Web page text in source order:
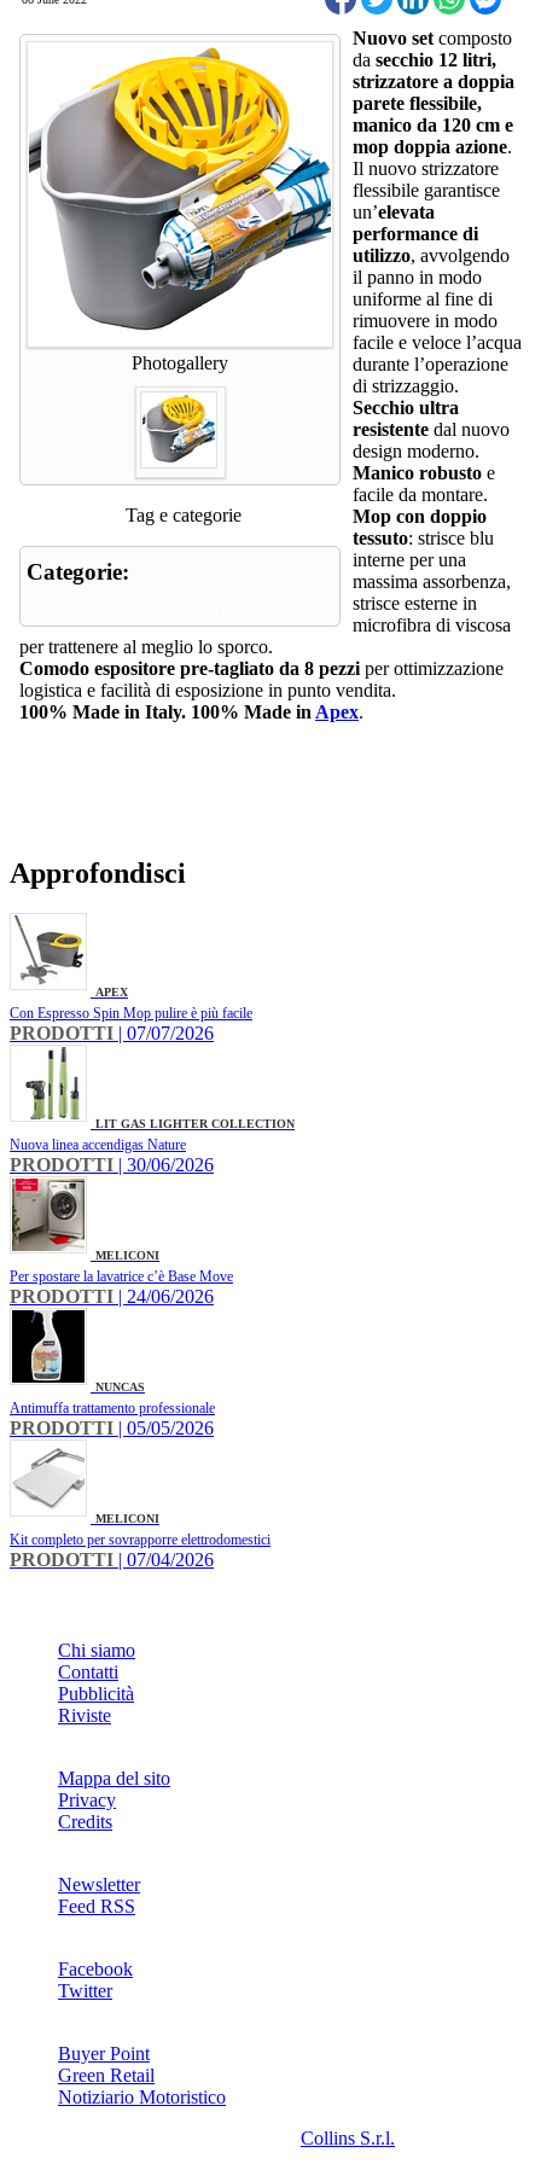
Photogallery
Tag e categorie
Categorie:
Nuovo set composto
da secchio 12 litri,
strizzatore a doppia
parete flessibile,
manico da 120 cm e
mop doppia azione.
Il nuovo strizzatore
flessibile garantisce
un’elevata
performance di
utilizzo, avvolgendo
il panno in modo
uniforme al fine di
rimuovere in modo
facile e veloce l’acqua
durante l’operazione
di strizzaggio.
Secchio ultra
resistente dal nuovo
design moderno.
Manico robusto e
facile da montare.
Mop con doppio
tessuto: strisce blu
interne per una
massima assorbenza,
strisce esterne in
microfibra di viscosa
per trattenere al meglio lo sporco.
Comodo espositore pre-tagliato da 8 pezzi per ottimizzazione
logistica e facilità di esposizione in punto vendita.
100% Made in Italy. 100% Made in Apex.
Approfondisci
APEX
Con Espresso Spin Mop pulire è più facile
PRODOTTI | 07/07/2026
LIT GAS LIGHTER COLLECTION
Nuova linea accendigas Nature
PRODOTTI | 30/06/2026
MELICONI
Per spostare la lavatrice c’è Base Move
PRODOTTI | 24/06/2026
NUNCAS
Antimuffa trattamento professionale
PRODOTTI | 05/05/2026
MELICONI
Kit completo per sovrapporre elettrodomestici
PRODOTTI | 07/04/2026
Chi siamo
Contatti
Pubblicità
Riviste
Mappa del sito
Privacy
Credits
Newsletter
Feed RSS
Facebook
Twitter
Buyer Point
Green Retail
Notiziario Motoristico
Collins S.r.l.